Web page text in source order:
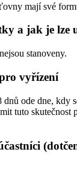
mají své
a jak je lze
stanoveny.
vyřízení
ode dne, kdy
tuto skutečnost